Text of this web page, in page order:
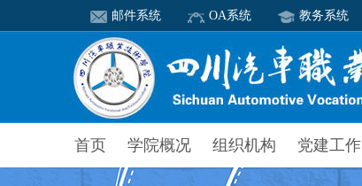
邮件系统 OA系统 教务系统
首页 学院概况 组织机构 党建工作